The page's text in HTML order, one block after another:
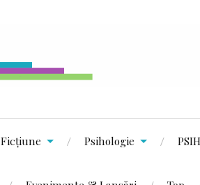
Ficțiune Psihologie